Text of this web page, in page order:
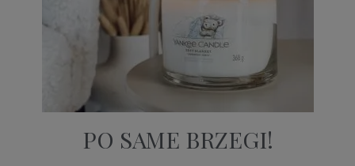
PO SAME BRZEGI!